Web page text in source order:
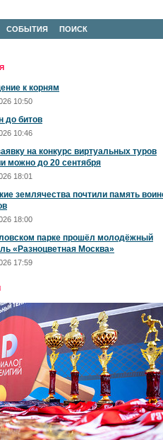
СОБЫТИЯ ПОИСК
к корням
10:50
до битов
10:46
на конкурс виртуальных туров
можно до 20 сентября
18:01
землячества почтили память
18:00
парке прошёл молодёжный
«Разноцветная Москва»
17:59